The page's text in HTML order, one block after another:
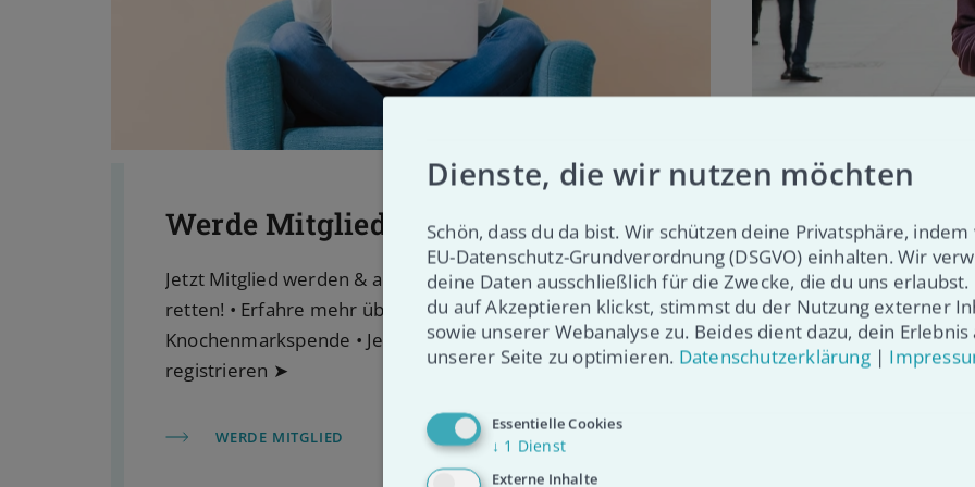
Werde Mitglied
Jetzt Mitglied werden & als Stammzellspender:in Leben
retten! • Erfahre mehr über uns und die
Knochenmarkspende • Jetzt bei VKS Deutschland
registrieren ➤
WERDE MITGLIED
So kannst
Im Kampf gegen
Weise einbringen.
selbst zur
Dienste, die wir nutzen möchten
Schön, dass du da bist. Wir schützen deine Privatsphäre,
EU-Datenschutz-Grundverordnung (DSGVO) einhalten. Wir
deine Daten ausschließlich für die Zwecke, die du uns
du auf Akzeptieren klickst, stimmst du der Nutzung externer
sowie unserer Webanalyse zu. Beides dient dazu, dein Erlebnis
unserer Seite zu optimieren. Datenschutzerklärung|
Essentielle Cookies
↓ 1 Dienst
Externe Inhalte